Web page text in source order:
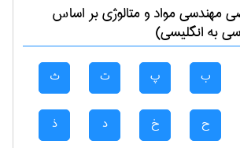
مهندسی مواد و متالوژیبر اساس
به انگلیسی)
ب پ ت ث
ح خ د ذ